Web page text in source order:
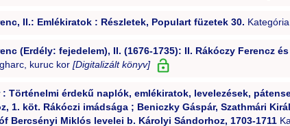
II.: Emlékiratok : Részletek, Populart füzetek 30.
(Erdély: fejedelem), II. (1676-1735): II. Rákóczy Ferencz
kuruc kor [Digitalizált könyv]
: Történelmi érdekű naplók, emlékiratok, levelezések,
1. köt. Rákóczi imádsága ; Beniczky Gáspár, Szathmári
Bercsényi Miklós levelei b. Károlyi Sándorhoz, 1703-1711